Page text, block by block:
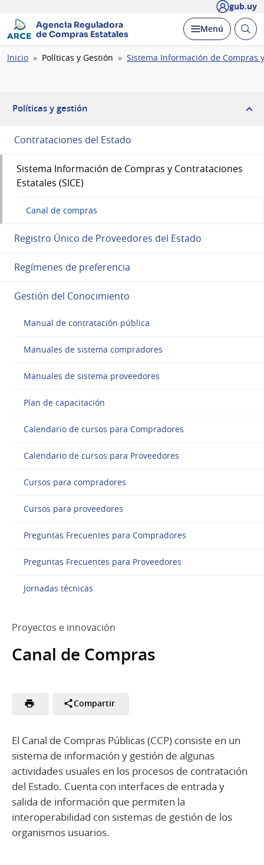
gub.uy
Agencia Reguladora
de Compras Estatales
Desplegar
Menú Abrir
Ruta
Inicio Políticas y Gestión Sistema Información de Compras
Políticas y gestión
Contrataciones del Estado
Sistema Información de Compras y Contrataciones
Estatales (SICE)
Canal de compras
Registro Único de Proveedores del Estado
Regímenes de preferencia
Gestión del Conocimiento
Manual de contratación pública
Manuales de sistema compradores
Manuales de sistema proveedores
Plan de capacitación
Calendario de cursos para Compradores
Calendario de cursos para Proveedores
Cursos para compradores
Cursos para proveedores
Preguntas Frecuentes para Compradores
Preguntas Frecuentes para Proveedores
Jornadas técnicas
Proyectos e innovación
Canal de Compras
Compartir
El Canal de Compras Públicas (CCP) consiste en un
sistema de información y gestión de algunas
actividades usuales en los procesos de contratación
del Estado. Cuenta con interfaces de entrada y
salida de información que permiten la
interoperabilidad con sistemas de gestión de los
organismos usuarios.